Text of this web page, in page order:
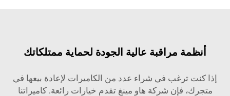
أنظمة مراقبة عالية الجودة لحماية ممتلكاتك
إذا كنت ترغب في شراء عدد من الكاميرات لإعادة بيعها في
متجرك، فإن شركة هاو مينغ تقدم خيارات رائعة. كاميراتنا